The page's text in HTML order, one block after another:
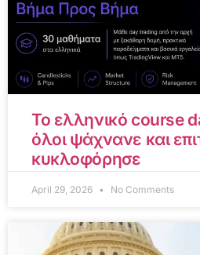
Το ελληνικό course
όλοι ψάχνανε και
κυκλοφόρησε
April 29, 2026 No Comments